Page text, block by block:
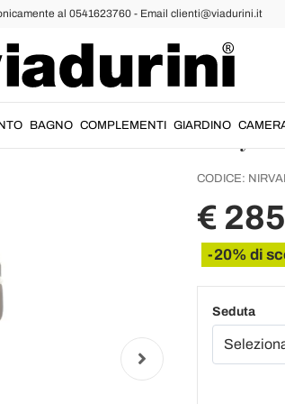
al 0541623760 - Email clienti@viadurini.it
BAGNO COMPLEMENTI GIARDINO
e
Italy -
CODICE:
€
-20% di
Seduta